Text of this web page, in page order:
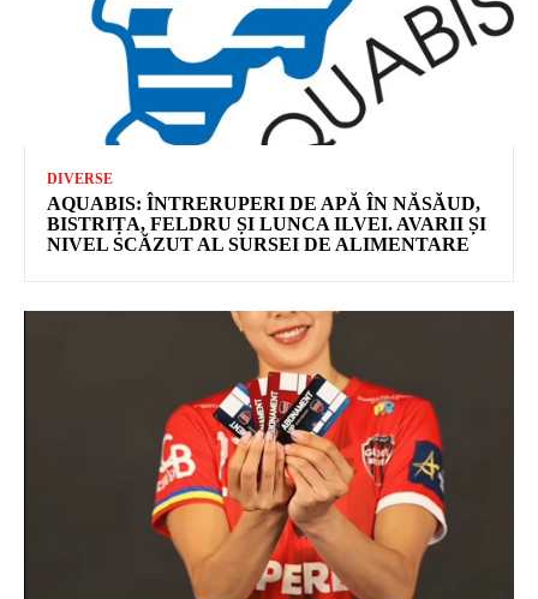
DIVERSE
AQUABIS: ÎNTRERUPERI DE APĂ ÎN NĂSĂUD,
BISTRIȚA, FELDRU ȘI LUNCA ILVEI. AVARII ȘI
NIVEL SCĂZUT AL SURSEI DE ALIMENTARE